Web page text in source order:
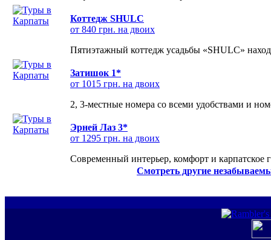
Коттедж SHULC
от 840 грн. на двоих
Пятиэтажный коттедж усадьбы «SHULC»
Затишок 1*
от 1015 грн. на двоих
2, 3-местные номера со всеми удобствами и
Эрней Лаз 3*
от 1295 грн. на двоих
Современный интерьер, комфорт и карпатское
Смотреть другие